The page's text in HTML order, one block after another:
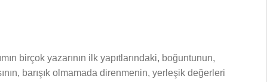
birçok yazarının ilk yapıtlarındaki, boğuntunun,
barışık olmamada direnmenin, yerleşik değerleri